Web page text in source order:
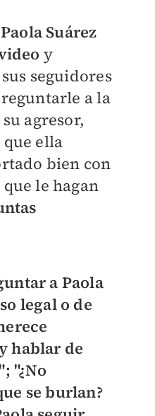
Paola Suárez
y
seguidores
a la
agresor,
que ella
bien con
le hagan
a Paola
legal o de
hablar de
"¿No
se burlan?